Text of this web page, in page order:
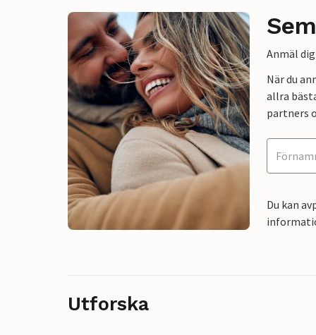
Anmäl
När du
allra
partners
Du kan
Utforska